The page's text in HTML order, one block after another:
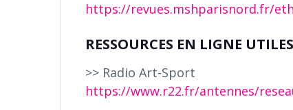
https://revues.mshparisnord.fr/
RESSOURCES EN LIGNE
>> Radio Art-Sport
https://www.r22.fr/antennes/